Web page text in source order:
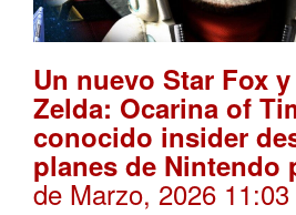
Un nuevo Star Fox
Zelda: Ocarina of
conocido insider
planes de Nintendo
de Marzo, 2026 11:03